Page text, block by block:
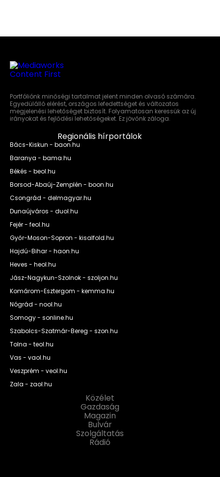
Portfóliónk minőségi tartalmat jelent minden olvasó számára.
Egyedülálló elérést, országos lefedettséget és változatos
megjelenési lehetőséget biztosít. Folyamatosan keressük az új
irányokat és fejlődési lehetőségeket. Ez jövőnk záloga.
Regionális hírportálok
Bács-Kiskun - baon.hu
Baranya - bama.hu
Békés - beol.hu
Borsod-Abaúj-Zemplén - boon.hu
Csongrád - delmagyar.hu
Dunaújváros - duol.hu
Fejér - feol.hu
Győr-Moson-Sopron - kisalfold.hu
Hajdú-Bihar - haon.hu
Heves - heol.hu
Jász-Nagykun-Szolnok - szoljon.hu
Komárom-Esztergom - kemma.hu
Nógrád - nool.hu
Somogy - sonline.hu
Szabolcs-Szatmár-Bereg - szon.hu
Tolna - teol.hu
Vas - vaol.hu
Veszprém - veol.hu
Zala - zaol.hu
Közélet
Gazdaság
Magazin
Bulvár
Szolgáltatás
Rádió